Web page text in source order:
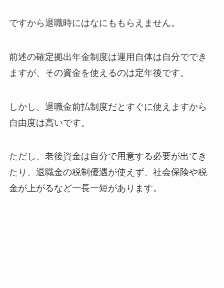
ですから退職時にはなにももらえません。
前述の確定拠出年金制度は運用自体は自分ででき
ますが、その資金を使えるのは定年後です。
しかし、退職金前払制度だとすぐに使えますから
自由度は高いです。
ただし、老後資金は自分で用意する必要が出てき
たり、退職金の税制優遇が使えず、社会保険や税
金が上がるなど一長一短があります。